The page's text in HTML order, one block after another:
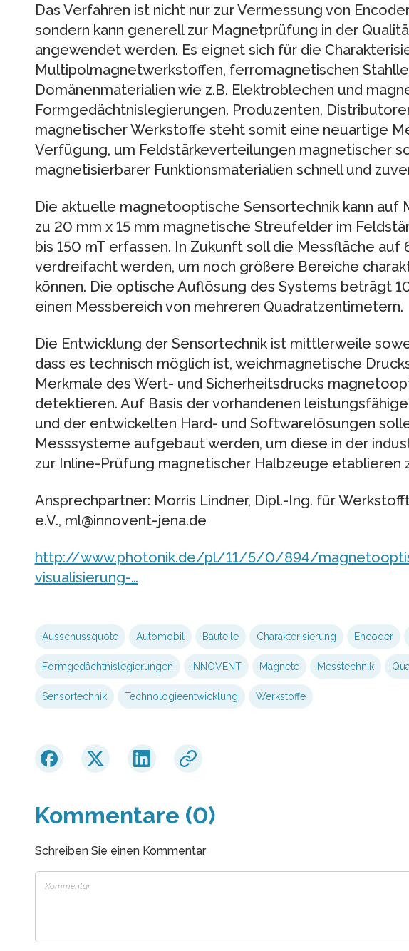
Das Verfahren ist nicht nur zur Vermessung von
sondern kann generell zur Magnetprüfung in der
angewendet werden. Es eignet sich für die
Multipolmagnetwerkstoffen, ferromagnetischen
Domänenmaterialien wie z.B. Elektroblechen und
Formgedächtnislegierungen. Produzenten,
magnetischer Werkstoffe steht somit eine neuartige
Verfügung, um Feldstärkeverteilungen magnetischer
magnetisierbarer Funktionsmaterialien schnell und
Die aktuelle magnetooptische Sensortechnik kann auf
zu 20 mm x 15 mm magnetische Streufelder im
bis 150 mT erfassen. In Zukunft soll die Messfläche auf
verdreifacht werden, um noch größere Bereiche
können. Die optische Auflösung des Systems beträgt
einen Messbereich von mehreren Quadratzentimetern.
Die Entwicklung der Sensortechnik ist mittlerweile
dass es technisch möglich ist, weichmagnetische
Merkmale des Wert- und Sicherheitsdrucks
detektieren. Auf Basis der vorhandenen
und der entwickelten Hard- und Softwarelösungen
Messsysteme aufgebaut werden, um diese in der
zur Inline-Prüfung magnetischer Halbzeuge etablieren
Ansprechpartner: Morris Lindner, Dipl.-Ing. für
e.V., ml@innovent-jena.de
http://www.photonik.de/pl/11/5/0/894/
visualisierung-…
Ausschussquote Automobil Bauteile Charakterisierung Encoder
Formgedächtnislegierungen INNOVENT Magnete Messtechnik
Sensortechnik Technologieentwicklung Werkstoffe
Kommentare (0)
Schreiben Sie einen Kommentar